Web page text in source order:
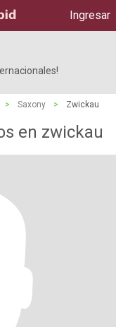
Ingresar
> Saxony > Zwickau
en zwickau